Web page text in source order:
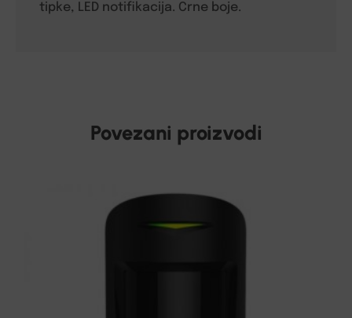
tipke, LED notifikacija. Crne boje.
Povezani proizvodi